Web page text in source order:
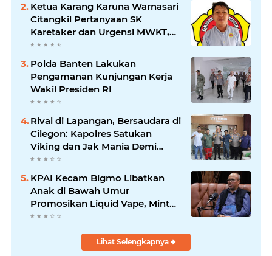
Ketua Karang Karuna Warnasari
Citangkil Pertanyaan SK
Karetaker dan Urgensi MWKT,
Saat Suasana Berduka
Polda Banten Lakukan
Pengamanan Kunjungan Kerja
Wakil Presiden RI
Rival di Lapangan, Bersaudara di
Cilegon: Kapolres Satukan
Viking dan Jak Mania Demi
Nobar Damai Piala Presiden
KPAI Kecam Bigmo Libatkan
Anak di Bawah Umur
Promosikan Liquid Vape, Minta
Aparat Bertindak Tegas
Lihat Selengkapnya